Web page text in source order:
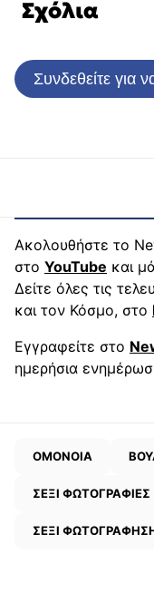
Σχόλια
Συνδεθείτε για
Ακολουθήστε το
στο YouTube και
Δείτε όλες τις
και τον Κόσμο, στο
Εγγραφείτε στο
ημερήσια
ΟΜΟΝΟΙΑ
ΣΕΞΙ ΦΩΤΟΓΡΑΦΙΕΣ
ΣΕΞΙ